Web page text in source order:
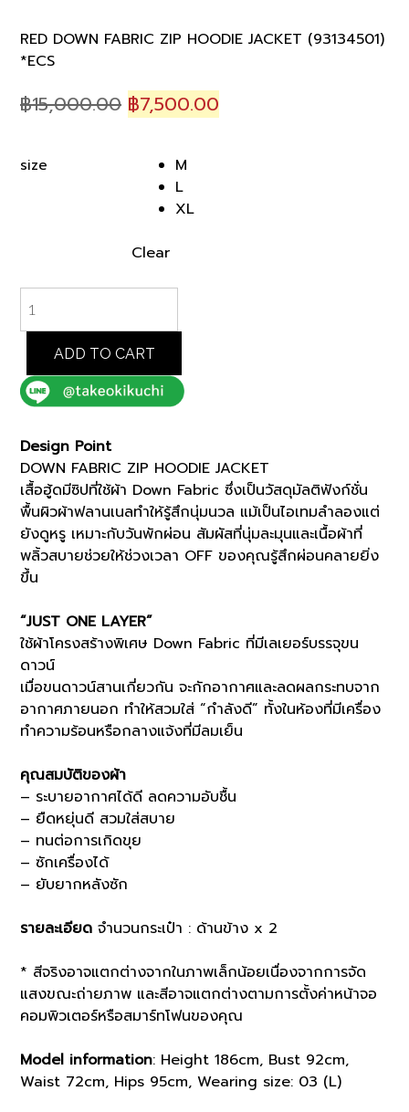
RED DOWN FABRIC ZIP HOODIE JACKET (93134501)
*ECS
฿15,000.00 Original
was:
฿15,000.00.
฿7,500.00
size
M
L
XL
Clear
DOWN
FABRIC
HOODIE
JACKET
(93134501)
quantity
ADD TO CART
Design Point
DOWN FABRIC ZIP HOODIE JACKET
เสื้อฮู้ดมีซิปที่ใช้ผ้า Down Fabric ซึ่งเป็นวัสดุมัลติฟังก์ชั่น
พื้นผิวผ้าฟลานเนลทำให้รู้สึกนุ่มนวล แม้เป็นไอเทมลำลองแต่
ยังดูหรู เหมาะกับวันพักผ่อน สัมผัสที่นุ่มละมุนและเนื้อผ้าที่
พลิ้วสบายช่วยให้ช่วงเวลา OFF ของคุณรู้สึกผ่อนคลายยิ่ง
ขึ้น
“JUST ONE LAYER”
ใช้ผ้าโครงสร้างพิเศษ Down Fabric ที่มีเลเยอร์บรรจุขน
ดาวน์
เมื่อขนดาวน์สานเกี่ยวกัน จะกักอากาศและลดผลกระทบจาก
อากาศภายนอก ทำให้สวมใส่ “กำลังดี” ทั้งในห้องที่มีเครื่อง
ทำความร้อนหรือกลางแจ้งที่มีลมเย็น
คุณสมบัติของผ้า
– ระบายอากาศได้ดี ลดความอับชื้น
– ยืดหยุ่นดี สวมใส่สบาย
– ทนต่อการเกิดขุย
– ซักเครื่องได้
– ยับยากหลังซัก
รายละเอียด จำนวนกระเป๋า : ด้านข้าง x 2
* สีจริงอาจแตกต่างจากในภาพเล็กน้อยเนื่องจากการจัด
แสงขณะถ่ายภาพ และสีอาจแตกต่างตามการตั้งค่าหน้าจอ
คอมพิวเตอร์หรือสมาร์ทโฟนของคุณ
Model information: Height 186cm, Bust 92cm,
Waist 72cm, Hips 95cm, Wearing size: 03 (L)